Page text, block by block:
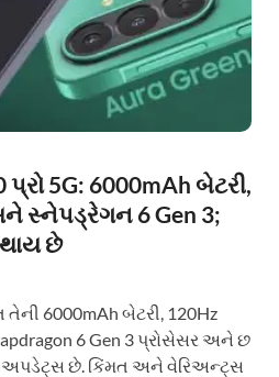
5G: 6000mAh બેટરી,
સ્નેપડ્રેગન 6 Gen 3;
છે
તેની 6000mAh બેટરી, 120Hz
6 Gen 3 પ્રોસેસર અને છ
અપડેટ્સ છે. કિંમત અને વેરિઅન્ટ્સ